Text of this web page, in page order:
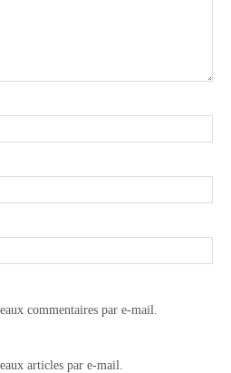
commentaires par e-mail.
articles par e-mail.